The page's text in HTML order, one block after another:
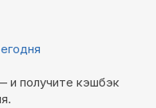
и получите кэшбэк